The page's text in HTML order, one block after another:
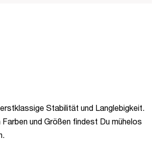
Stabilität und Langlebigkeit.
und Größen findest Du mühelos